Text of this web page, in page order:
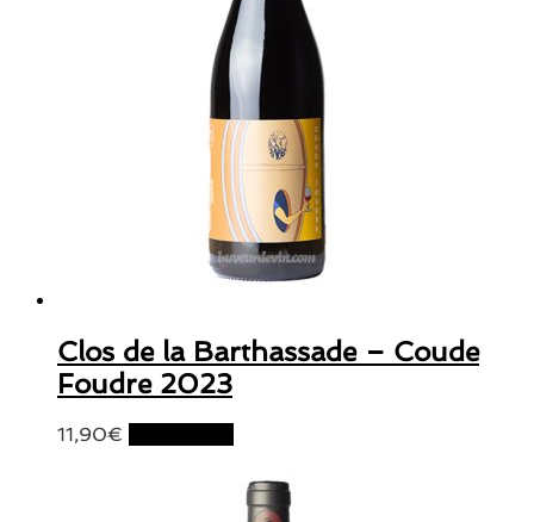
Clos de la Barthassade – Coude
Foudre 2023
11,90€